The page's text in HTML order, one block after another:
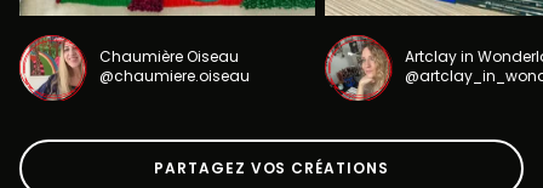
Chaumière Oiseau
@chaumiere.oiseau
Artclay in
PARTAGEZ VOS CRÉATIONS